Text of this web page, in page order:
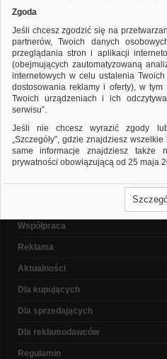
PODPOWIEDZI
Zmień kryteria wyszukiwania
ponownie
Sprawdź, czy wszystkie słowa
Spróbuj użyć innych słów
Popularne marki
O nas
Współpraca
Reklama
Aktualności
Dla kupujących
Dla sprzedających
Dla reklamodawców
Regulamin
Zgoda
Jeśli chcesz zgodzić się na
partnerów, Twoich danych
przeglądania stron i aplikacji
(obejmujących zautomatyzowaną
internetowych w celu ustalenia
dostosowania reklamy i oferty), w
Twoich urządzeniach i ich
serwisu”.
Jeśli nie chcesz wyrazić zgody
„Szczegóły”, gdzie znajdziesz
same informacje znajdziesz także
prywatności obowiązującą od 25 maja
wcześniejsza zgoda której udzieliliście
Państwa zgoda jest dobrowolna i
Polityka prywatności (rozwiń)
Klauzula Informacyjna (rozwiń)
Lista Zaufanych Partnerów (rozwiń)